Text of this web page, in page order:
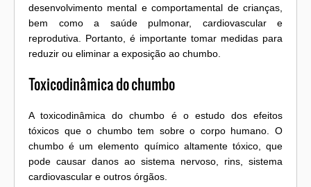
desenvolvimento mental e comportamental de crianças,
bem como a saúde pulmonar, cardiovascular e
reprodutiva. Portanto, é importante tomar medidas para
reduzir ou eliminar a exposição ao chumbo.
Toxicodinâmica do chumbo
A toxicodinâmica do chumbo é o estudo dos efeitos
tóxicos que o chumbo tem sobre o corpo humano. O
chumbo é um elemento químico altamente tóxico, que
pode causar danos ao sistema nervoso, rins, sistema
cardiovascular e outros órgãos.